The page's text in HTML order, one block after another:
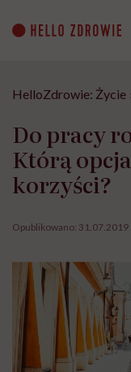
content
HelloZdrowie: Życie
Do pracy
Którą
korzyści?
Opublikowano: 31.07.2019